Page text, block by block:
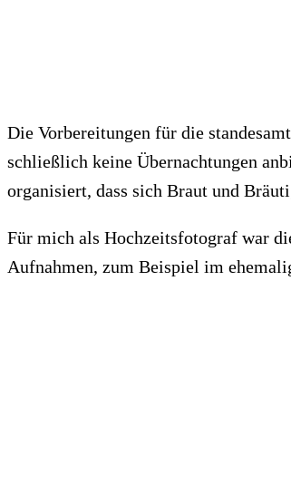
Die Vorbereitungen für die
schließlich keine Übernachtungen
organisiert, dass sich Braut und
Für mich als Hochzeitsfotograf war
Aufnahmen, zum Beispiel im